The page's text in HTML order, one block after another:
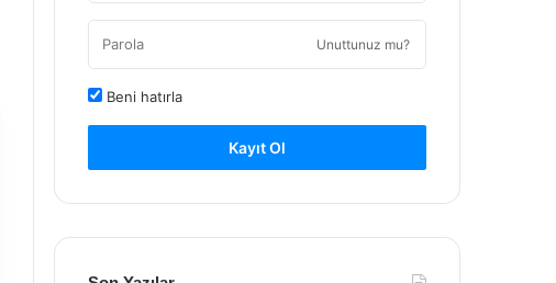
Unuttunuz mu?
Beni hatırla
Kayıt Ol